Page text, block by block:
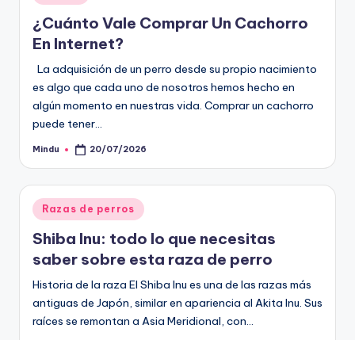
en
¿Cuánto Vale Comprar Un Cachorro
En Internet?
La adquisición de un perro desde su propio nacimiento
es algo que cada uno de nosotros hemos hecho en
algún momento en nuestras vida. Comprar un cachorro
puede tener…
Publicado
Mindu 20/07/2026
Publicado
en
Razas de perros
Shiba Inu: todo lo que necesitas
saber sobre esta raza de perro
Historia de la raza El Shiba Inu es una de las razas más
antiguas de Japón, similar en apariencia al Akita Inu. Sus
raíces se remontan a Asia Meridional, con…